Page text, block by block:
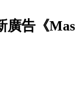
告《